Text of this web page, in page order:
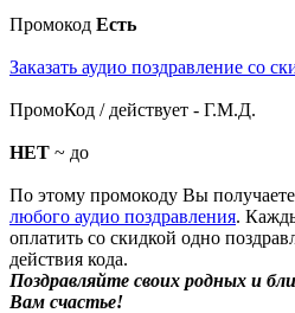
Промокод Есть
Заказать аудио поздравление со
ПромоКод / действует - Г.М.Д.
НЕТ ~ до
По этому промокоду Вы
любого аудио поздравления.
оплатить со скидкой одно
действия кода.
Поздравляйте своих родных и
Вам счастье!